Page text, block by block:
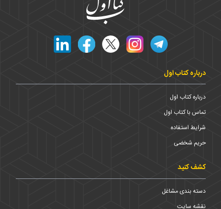
درباره کتاب اول
درباره کتاب اول
تماس با کتاب اول
شرایط استفاده
حریم شخضی
کشف کنید
دسته بندی مشاغل
نقشه سایت